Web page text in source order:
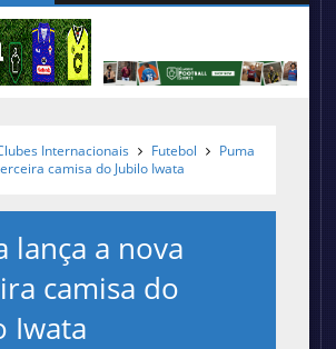
Internacionais Futebol
Puma
camisa do Jubilo Iwata
lança a nova
camisa do
Iwata